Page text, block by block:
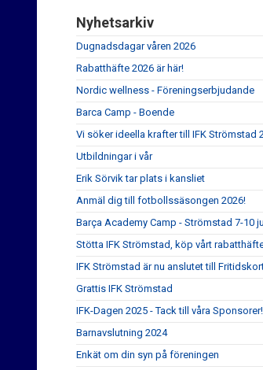
Nyhetsarkiv
Dugnadsdagar våren 2026
Rabatthäfte 2026 är här!
Nordic wellness - Föreningserbjudande
Barca Camp - Boende
Vi söker ideella krafter till IFK Strömstad
Utbildningar i vår
Erik Sörvik tar plats i kansliet
Anmäl dig till fotbollssäsongen 2026!
Barça Academy Camp - Strömstad 7-10
Stötta IFK Strömstad, köp vårt
IFK Strömstad är nu anslutet till
Grattis IFK Strömstad
IFK-Dagen 2025 - Tack till våra Sponsorer!
Barnavslutning 2024
Enkät om din syn på föreningen